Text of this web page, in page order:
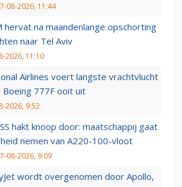
08-2026, 11:44
hervat na maandenlange opschorting
naar Tel Aviv
2026, 11:10
Airlines voert langste vrachtvlucht
777F ooit uit
2026, 9:52
hakt knoop door: maatschappij gaat
nemen van A220-100-vloot
08-2026, 9:09
wordt overgenomen door Apollo,